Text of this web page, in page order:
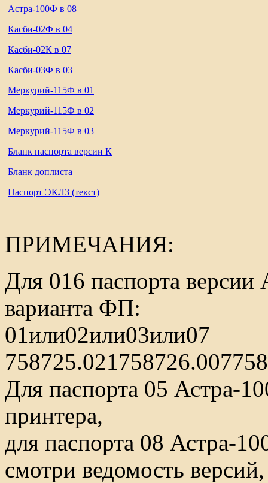
Астра-100Ф в 08
Касби-02Ф в 04
Касби-02К в 07
Касби-03Ф в 03
Меркурий-115Ф в 01
Меркурий-115Ф в 02
Меркурий-115Ф в 03
Бланк паспорта версии К
Бланк доплиста
Паспорт ЭКЛЗ (текст)
ПРИМЕЧАНИЯ:
Для 016 паспорта
варианта ФП:
01или02или03или07
Для паспорта 05 Астра-
принтера,
для паспорта 08 Астра-
смотри ведомость